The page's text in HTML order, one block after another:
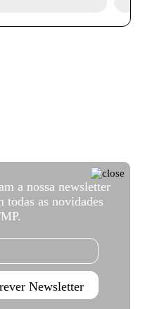
a nossa newsletter
todas as novidades
Newsletter